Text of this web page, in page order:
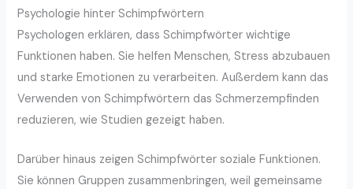
Psychologie hinter Schimpfwörtern
Psychologen erklären, dass Schimpfwörter wichtige
Funktionen haben. Sie helfen Menschen, Stress abzubauen
und starke Emotionen zu verarbeiten. Außerdem kann das
Verwenden von Schimpfwörtern das Schmerzempfinden
reduzieren, wie Studien gezeigt haben.
Darüber hinaus zeigen Schimpfwörter soziale Funktionen.
Sie können Gruppen zusammenbringen, weil gemeinsame